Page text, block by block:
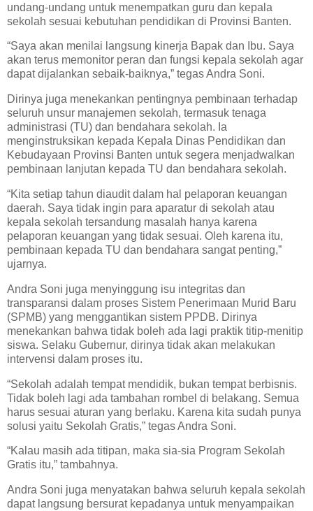
undang-undang untuk menempatkan guru dan kepala
sekolah sesuai kebutuhan pendidikan di Provinsi Banten.
“Saya akan menilai langsung kinerja Bapak dan Ibu. Saya
akan terus memonitor peran dan fungsi kepala sekolah agar
dapat dijalankan sebaik-baiknya,” tegas Andra Soni.
Dirinya juga menekankan pentingnya pembinaan terhadap
seluruh unsur manajemen sekolah, termasuk tenaga
administrasi (TU) dan bendahara sekolah. Ia
menginstruksikan kepada Kepala Dinas Pendidikan dan
Kebudayaan Provinsi Banten untuk segera menjadwalkan
pembinaan lanjutan kepada TU dan bendahara sekolah.
“Kita setiap tahun diaudit dalam hal pelaporan keuangan
daerah. Saya tidak ingin para aparatur di sekolah atau
kepala sekolah tersandung masalah hanya karena
pelaporan keuangan yang tidak sesuai. Oleh karena itu,
pembinaan kepada TU dan bendahara sangat penting,”
ujarnya.
Andra Soni juga menyinggung isu integritas dan
transparansi dalam proses Sistem Penerimaan Murid Baru
(SPMB) yang menggantikan sistem PPDB. Dirinya
menekankan bahwa tidak boleh ada lagi praktik titip-menitip
siswa. Selaku Gubernur, dirinya tidak akan melakukan
intervensi dalam proses itu.
“Sekolah adalah tempat mendidik, bukan tempat berbisnis.
Tidak boleh lagi ada tambahan rombel di belakang. Semua
harus sesuai aturan yang berlaku. Karena kita sudah punya
solusi yaitu Sekolah Gratis,” tegas Andra Soni.
“Kalau masih ada titipan, maka sia-sia Program Sekolah
Gratis itu,” tambahnya.
Andra Soni juga menyatakan bahwa seluruh kepala sekolah
dapat langsung bersurat kepadanya untuk menyampaikan